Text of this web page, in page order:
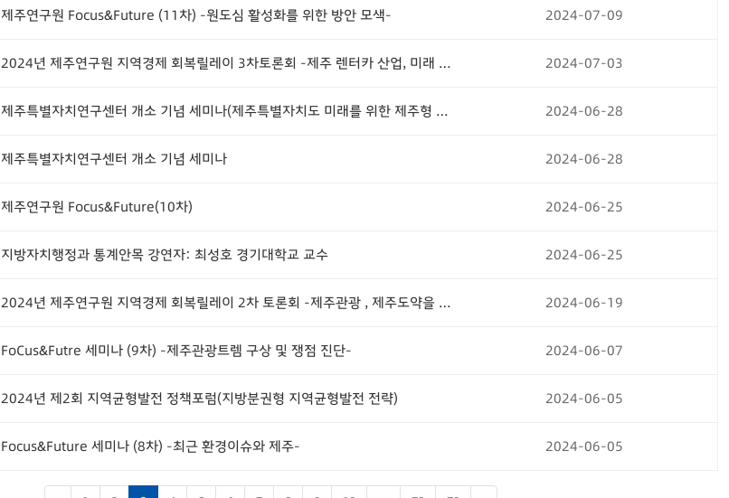
제주연구원 Focus&Future (11차) -원도심 활성화를 위한 방안 모색- 2024-07-09
2024년 제주연구원 지역경제 회복릴레이 3차토론회 -제주 렌터카 산업, 미래 전략은 무엇인가? - 2024-07-03
제주특별자치연구센터 개소 기념 세미나(제주특별자치도 미래를 위한 제주형 기초자치단체 설치) 2024-06-28
제주특별자치연구센터 개소 기념 세미나 2024-06-28
제주연구원 Focus&Future(10차) 2024-06-25
지방자치행정과 통계안목 강연자: 최성호 경기대학교 교수 2024-06-25
2024년 제주연구원 지역경제 회복릴레이 2차 토론회 -제주관광 , 제주도약을 위한 해법을 찾다- 2024-06-19
FoCus&Futre 세미나 (9차) -제주관광트렘 구상 및 쟁점 진단- 2024-06-07
2024년 제2회 지역균형발전 정책포럼(지방분권형 지역균형발전 전략) 2024-06-05
Focus&Future 세미나 (8차) -최근 환경이슈와 제주- 2024-06-05